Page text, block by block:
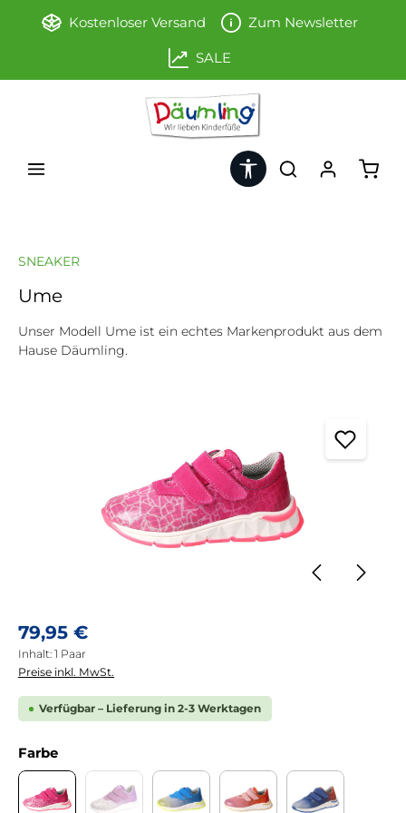
Zum Hauptinhalt springen
Kostenloser Versand Zum Newsletter
SALE
Werkzeugleiste anzeigen
SNEAKER
Ume
Unser Modell Ume ist ein echtes Markenprodukt aus dem
Hause Däumling.
Regulärer Preis:
79,95 €
Inhalt: 1 Paar
Preise inkl. MwSt.
Verfügbar – Lieferung in 2-3 Werktagen
Farbeauswählen